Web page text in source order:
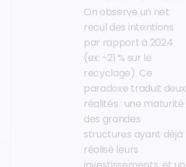
On observe un net
recul des intentions
par rapport à 2024
(ex: -21 % sur le
recyclage). Ce
paradoxe traduit deux
réalités : une maturité
des grandes
structures ayant déjà
réalisé leurs